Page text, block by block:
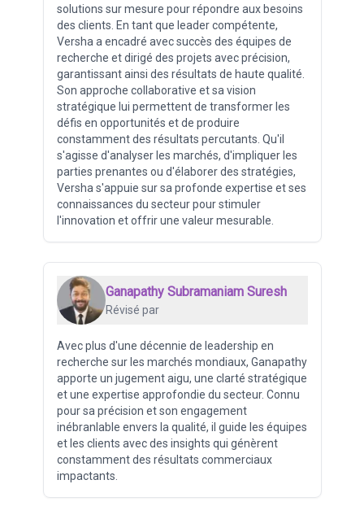
solutions sur mesure pour répondre aux besoins
des clients. En tant que leader compétente,
Versha a encadré avec succès des équipes de
recherche et dirigé des projets avec précision,
garantissant ainsi des résultats de haute qualité.
Son approche collaborative et sa vision
stratégique lui permettent de transformer les
défis en opportunités et de produire
constamment des résultats percutants. Qu'il
s'agisse d'analyser les marchés, d'impliquer les
parties prenantes ou d'élaborer des stratégies,
Versha s'appuie sur sa profonde expertise et ses
connaissances du secteur pour stimuler
l'innovation et offrir une valeur mesurable.
Ganapathy Subramaniam Suresh
Révisé par
Avec plus d'une décennie de leadership en
recherche sur les marchés mondiaux, Ganapathy
apporte un jugement aigu, une clarté stratégique
et une expertise approfondie du secteur. Connu
pour sa précision et son engagement
inébranlable envers la qualité, il guide les équipes
et les clients avec des insights qui génèrent
constamment des résultats commerciaux
impactants.